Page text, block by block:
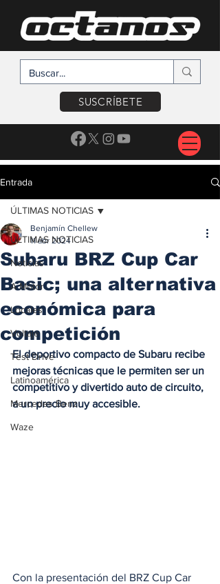
SUSCRÍBETE
Entrada
ÚLTIMAS NOTICIAS
Noticias
A Motor
Locales
Voltaje
Test Drive
Latinoamérica
Mercedes Benz
Waze
ÚLTIMAS NOTICIAS
Subaru BRZ Cup Car
Basic; una alternativa
económica para
competición
Benjamín Chellew
11 abr 2024
El deportivo compacto de Subaru recibe
mejoras técnicas que le permiten ser un
competitivo y divertido auto de circuito,
a un precio muy accesible.
Con la presentación del BRZ Cup Car